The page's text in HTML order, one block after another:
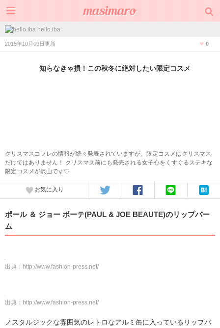
hello.iba
2015年10月09日更新 0
知らなきゃ損！この秋冬に絶対したい限定コスメ
クリスマスコフレの情報が続々発表されていますが、限定コスメはクリスマス
だけではありません！ クリスマス前にも発売される女子心をくすぐるステキな
限定コスメが沢山です♡
お気に入り
ポール ＆ ジョー ボーテ(PAUL & JOE BEAUTE)のリップバー
ム
出典： http://www.fashion-press.net/
出典： http://www.fashion-press.net/
ノスタルジックな雰囲気のレトロなアルミ缶に入っているリップバ